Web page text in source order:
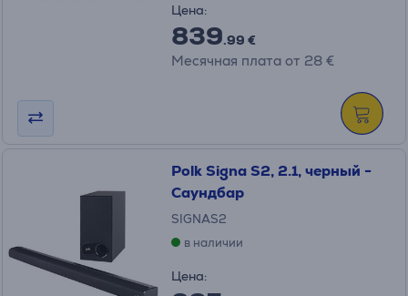
Цена:
839.99 €
Месячная плата от 28 €
Polk Signa S2, 2.1, черный -
Саундбар
SIGNAS2
в наличии
Цена: